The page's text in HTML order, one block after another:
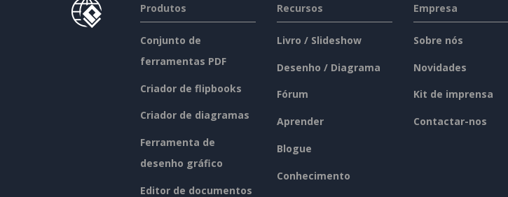
Produtos
Conjunto de
ferramentas PDF
Criador de flipbooks
Criador de diagramas
Ferramenta de
desenho gráfico
Editor de documentos
Recursos
Livro / Slideshow
Desenho / Diagrama
Fórum
Aprender
Blogue
Conhecimento
Empresa
Sobre nós
Novidades
Kit de imprensa
Contactar-nos